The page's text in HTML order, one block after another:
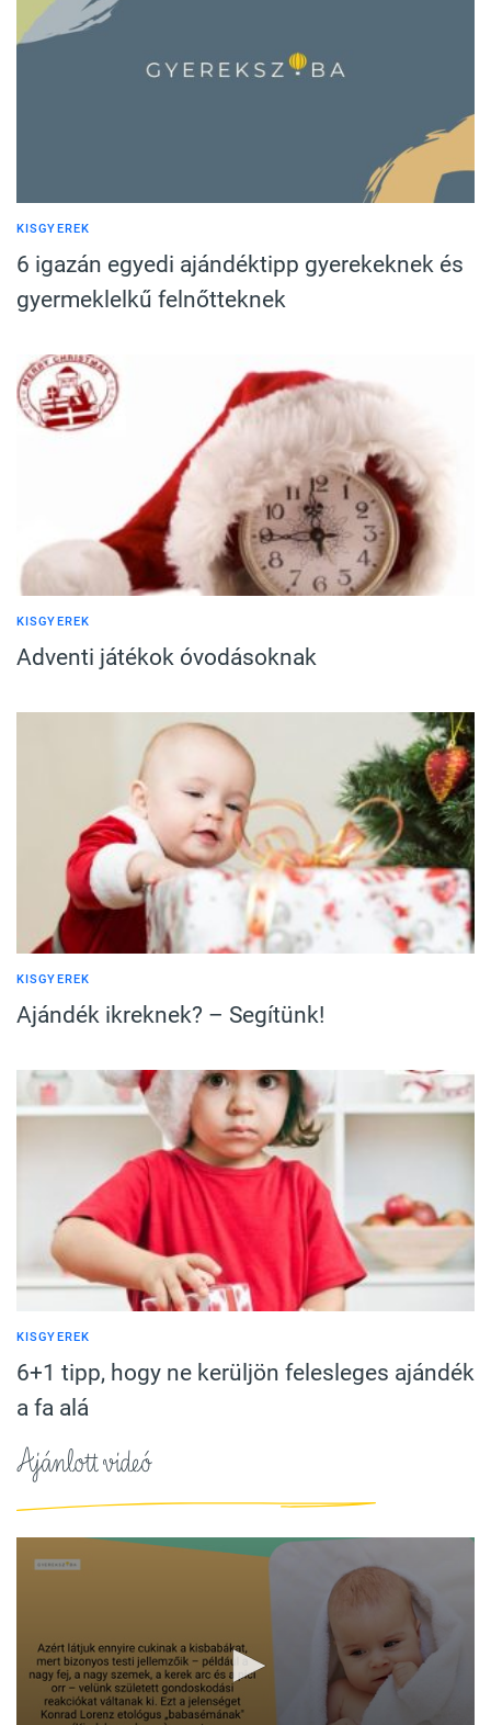
KISGYEREK
6 igazán egyedi ajándéktipp gyerekeknek és
gyermeklelkű felnőtteknek
KISGYEREK
Adventi játékok óvodásoknak
KISGYEREK
Ajándék ikreknek? – Segítünk!
KISGYEREK
6+1 tipp, hogy ne kerüljön felesleges ajándék
a fa alá
Ajánlott videó